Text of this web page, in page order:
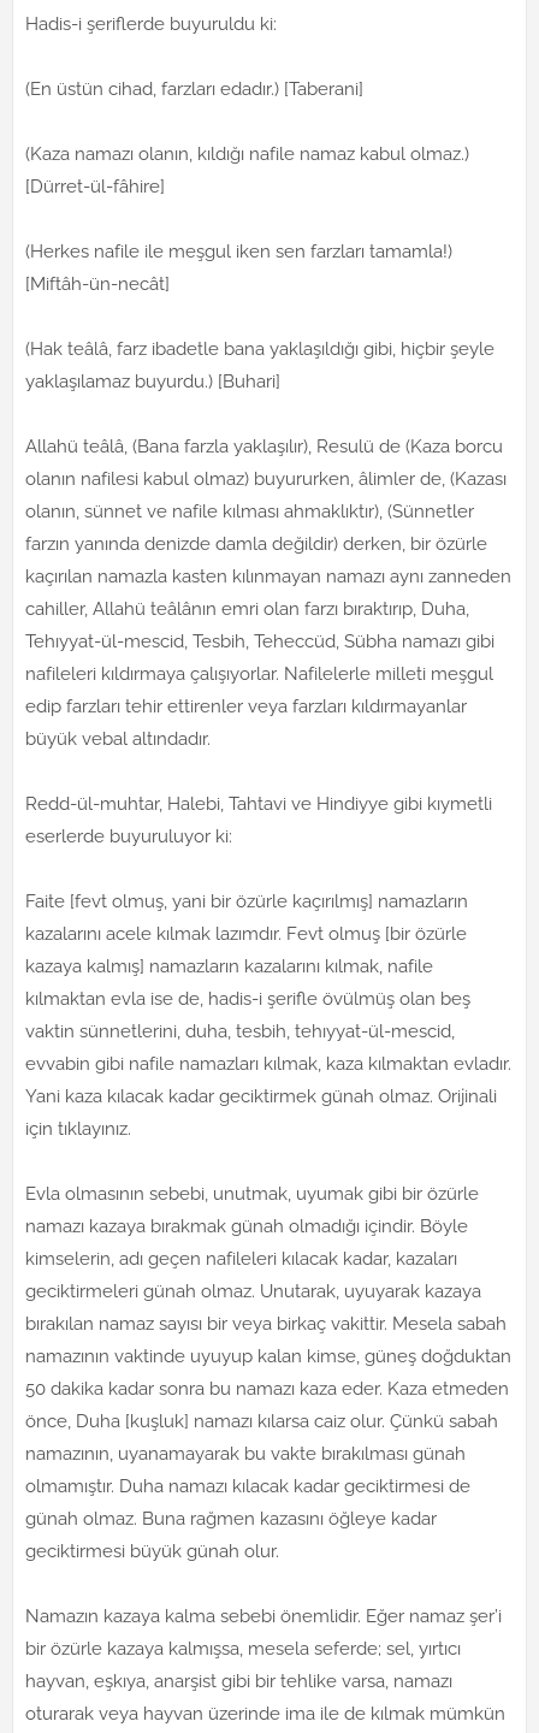
Hadis-i şeriflerde buyuruldu ki:
(En üstün cihad, farzları edadır.) [Taberani]
(Kaza namazı olanın, kıldığı nafile namaz kabul olmaz.)
[Dürret-ül-fâhire]
(Herkes nafile ile meşgul iken sen farzları tamamla!)
[Miftâh-ün-necât]
(Hak teâlâ, farz ibadetle bana yaklaşıldığı gibi, hiçbir şeyle
yaklaşılamaz buyurdu.) [Buhari]
Allahü teâlâ, (Bana farzla yaklaşılır), Resulü de (Kaza borcu
olanın nafilesi kabul olmaz) buyururken, âlimler de, (Kazası
olanın, sünnet ve nafile kılması ahmaklıktır), (Sünnetler
farzın yanında denizde damla değildir) derken, bir özürle
kaçırılan namazla kasten kılınmayan namazı aynı zanneden
cahiller, Allahü teâlânın emri olan farzı bıraktırıp, Duha,
Tehıyyat-ül-mescid, Tesbih, Teheccüd, Sübha namazı gibi
nafileleri kıldırmaya çalışıyorlar. Nafilelerle milleti meşgul
edip farzları tehir ettirenler veya farzları kıldırmayanlar
büyük vebal altındadır.
Redd-ül-muhtar, Halebi, Tahtavi ve Hindiyye gibi kıymetli
eserlerde buyuruluyor ki:
Faite [fevt olmuş, yani bir özürle kaçırılmış] namazların
kazalarını acele kılmak lazımdır. Fevt olmuş [bir özürle
kazaya kalmış] namazların kazalarını kılmak, nafile
kılmaktan evla ise de, hadis-i şerifle övülmüş olan beş
vaktin sünnetlerini, duha, tesbih, tehıyyat-ül-mescid,
evvabin gibi nafile namazları kılmak, kaza kılmaktan evladır.
Yani kaza kılacak kadar geciktirmek günah olmaz. Orijinali
için tıklayınız.
Evla olmasının sebebi, unutmak, uyumak gibi bir özürle
namazı kazaya bırakmak günah olmadığı içindir. Böyle
kimselerin, adı geçen nafileleri kılacak kadar, kazaları
geciktirmeleri günah olmaz. Unutarak, uyuyarak kazaya
bırakılan namaz sayısı bir veya birkaç vakittir. Mesela sabah
namazının vaktinde uyuyup kalan kimse, güneş doğduktan
50 dakika kadar sonra bu namazı kaza eder. Kaza etmeden
önce, Duha [kuşluk] namazı kılarsa caiz olur. Çünkü sabah
namazının, uyanamayarak bu vakte bırakılması günah
olmamıştır. Duha namazı kılacak kadar geciktirmesi de
günah olmaz. Buna rağmen kazasını öğleye kadar
geciktirmesi büyük günah olur.
Namazın kazaya kalma sebebi önemlidir. Eğer namaz şer’i
bir özürle kazaya kalmışsa, mesela seferde; sel, yırtıcı
hayvan, eşkıya, anarşist gibi bir tehlike varsa, namazı
oturarak veya hayvan üzerinde ima ile de kılmak mümkün